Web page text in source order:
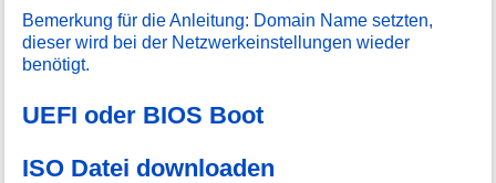
Bemerkung für die Anleitung: Domain Name setzten,
dieser wird bei der Netzwerkeinstellungen wieder
benötigt.
UEFI oder BIOS Boot
ISO Datei downloaden